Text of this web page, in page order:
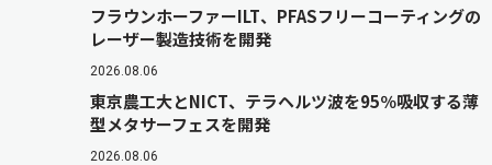
フラウンホーファーILT、PFASフリーコーティングの
レーザー製造技術を開発
2026.08.06
東京農工大とNICT、テラヘルツ波を95％吸収する薄
型メタサーフェスを開発
2026.08.06